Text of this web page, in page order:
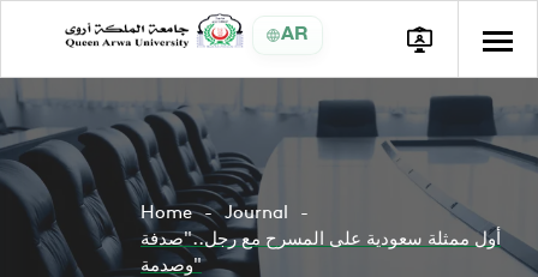
AR
Home
Journal
أول ممثلة سعودية على المسرح مع رجل.."صدفة
وصدمة"